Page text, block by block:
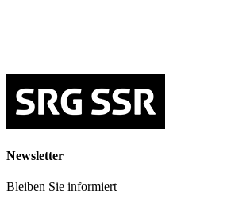
Newsletter
Bleiben Sie informiert